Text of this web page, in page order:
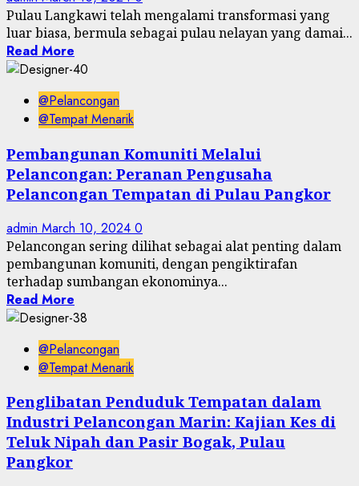
Pulau Langkawi telah mengalami transformasi yang
luar biasa, bermula sebagai pulau nelayan yang damai...
Read More
@Pelancongan
@Tempat Menarik
Pembangunan Komuniti Melalui
Pelancongan: Peranan Pengusaha
Pelancongan Tempatan di Pulau Pangkor
admin March 10, 2024 0
Pelancongan sering dilihat sebagai alat penting dalam
pembangunan komuniti, dengan pengiktirafan
terhadap sumbangan ekonominya...
Read More
@Pelancongan
@Tempat Menarik
Penglibatan Penduduk Tempatan dalam
Industri Pelancongan Marin: Kajian Kes di
Teluk Nipah dan Pasir Bogak, Pulau
Pangkor